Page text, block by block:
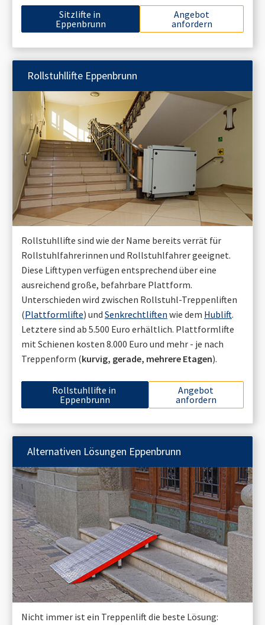
Sitzlifte in
Eppenbrunn
Angebot
anfordern
Rollstuhllifte Eppenbrunn
Rollstuhllifte sind wie der Name bereits verrät für
Rollstuhlfahrerinnen und Rollstuhlfahrer geeignet.
Diese Lifttypen verfügen entsprechend über eine
ausreichend große, befahrbare Plattform.
Unterschieden wird zwischen Rollstuhl-Treppenliften
(Plattformlifte) und Senkrechtliften wie dem Hublift.
Letztere sind ab 5.500 Euro erhältlich. Plattformlifte
mit Schienen kosten 8.000 Euro und mehr - je nach
Treppenform (kurvig, gerade, mehrere Etagen).
Rollstuhllifte in
Eppenbrunn
Angebot
anfordern
Alternativen Lösungen Eppenbrunn
Nicht immer ist ein Treppenlift die beste Lösung: